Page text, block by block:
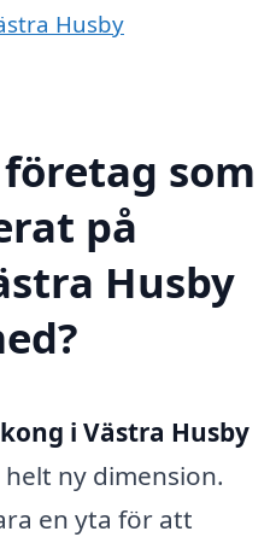
Husby
som
på
Husby
i Västra Husby
ny dimension.
en yta för att